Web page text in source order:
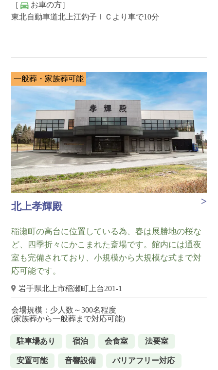
［
お車の方］
東北自動車道北上江釣子ＩＣより車で10分
一般葬・家族葬可能
北上孝輝殿
稲瀬町の高台に位置している為、春は展勝地の桜な
ど、四季折々にかこまれた斎場です。館内には通夜
室も完備されており、小規模から大規模な式まで対
応可能です。
岩手県北上市稲瀬町上台201-1
会場規模：少人数～300名程度
(家族葬から一般葬まで対応可能)
駐車場あり 宿泊 会食室 法要室
安置可能 音響設備 バリアフリー対応